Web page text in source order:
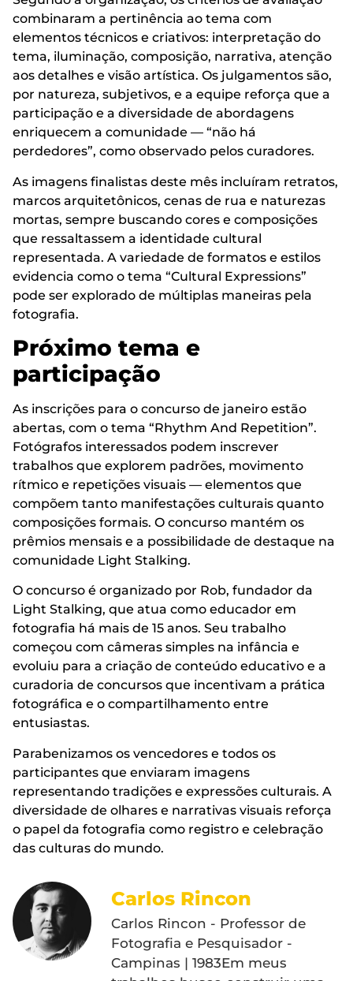
combinaram a pertinência ao tema com
elementos técnicos e criativos: interpretação do
tema, iluminação, composição, narrativa, atenção
aos detalhes e visão artística. Os julgamentos são,
por natureza, subjetivos, e a equipe reforça que a
participação e a diversidade de abordagens
enriquecem a comunidade — “não há
perdedores”, como observado pelos curadores.
As imagens finalistas deste mês incluíram retratos,
marcos arquitetônicos, cenas de rua e naturezas
mortas, sempre buscando cores e composições
que ressaltassem a identidade cultural
representada. A variedade de formatos e estilos
evidencia como o tema “Cultural Expressions”
pode ser explorado de múltiplas maneiras pela
fotografia.
Próximo tema e
participação
As inscrições para o concurso de janeiro estão
abertas, com o tema “Rhythm And Repetition”.
Fotógrafos interessados podem inscrever
trabalhos que explorem padrões, movimento
rítmico e repetições visuais — elementos que
compõem tanto manifestações culturais quanto
composições formais. O concurso mantém os
prêmios mensais e a possibilidade de destaque na
comunidade Light Stalking.
O concurso é organizado por Rob, fundador da
Light Stalking, que atua como educador em
fotografia há mais de 15 anos. Seu trabalho
começou com câmeras simples na infância e
evoluiu para a criação de conteúdo educativo e a
curadoria de concursos que incentivam a prática
fotográfica e o compartilhamento entre
entusiastas.
Parabenizamos os vencedores e todos os
participantes que enviaram imagens
representando tradições e expressões culturais. A
diversidade de olhares e narrativas visuais reforça
o papel da fotografia como registro e celebração
das culturas do mundo.
Carlos Rincon
Carlos Rincon - Professor de
Fotografia e Pesquisador -
Campinas | 1983Em meus